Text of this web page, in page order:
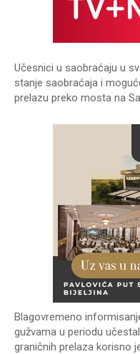
Učesnici u saobraćaju u
stanje saobraćaja i
prelazu preko mosta na
Blagovremeno
gužvama u periodu
graničnih prelaza korisno